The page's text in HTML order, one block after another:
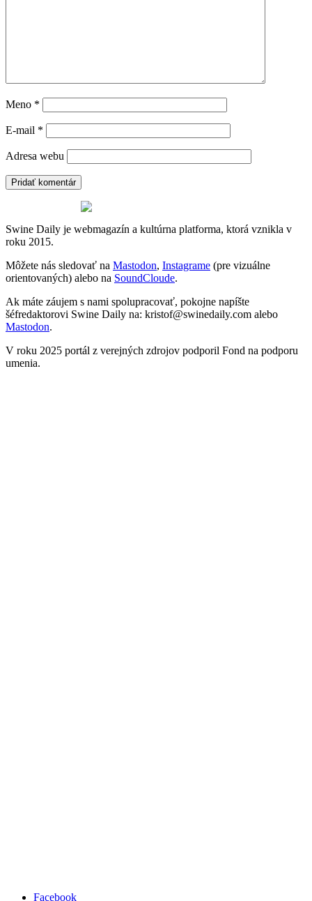
Meno *
E-mail *
Adresa webu
Swine Daily je webmagazín a kultúrna platforma, ktorá vznikla v
roku 2015.
Môžete nás sledovať na Mastodon, Instagrame (pre vizuálne
orientovaných) alebo na SoundCloude.
Ak máte záujem s nami spolupracovať, pokojne napíšte
šéfredaktorovi Swine Daily na: kristof@swinedaily.com alebo
Mastodon.
V roku 2025 portál z verejných zdrojov podporil Fond na podporu
umenia.
Facebook